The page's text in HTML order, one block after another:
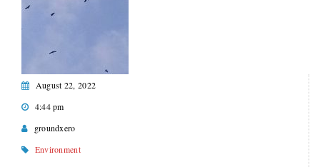
August 22, 2022
4:44 pm
groundxero
Environment